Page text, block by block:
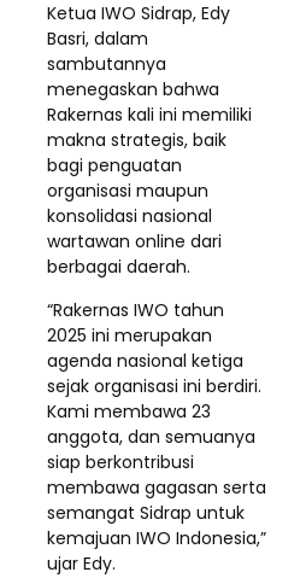
Ketua IWO Sidrap, Edy
Basri, dalam
sambutannya
menegaskan bahwa
Rakernas kali ini memiliki
makna strategis, baik
bagi penguatan
organisasi maupun
konsolidasi nasional
wartawan online dari
berbagai daerah.
“Rakernas IWO tahun
2025 ini merupakan
agenda nasional ketiga
sejak organisasi ini berdiri.
Kami membawa 23
anggota, dan semuanya
siap berkontribusi
membawa gagasan serta
semangat Sidrap untuk
kemajuan IWO Indonesia,”
ujar Edy.